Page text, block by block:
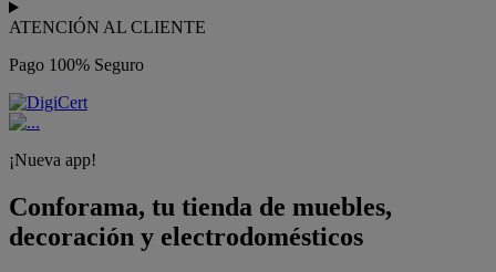
ATENCIÓN AL CLIENTE
Pago 100% Seguro
¡Nueva app!
Conforama, tu tienda de muebles,
decoración y electrodomésticos